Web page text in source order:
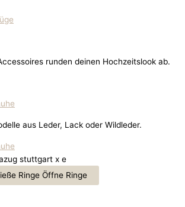
runden deinen Hochzeitslook ab.
aus Leder, Lack oder Wildleder.
Ringe Öffne Ringe